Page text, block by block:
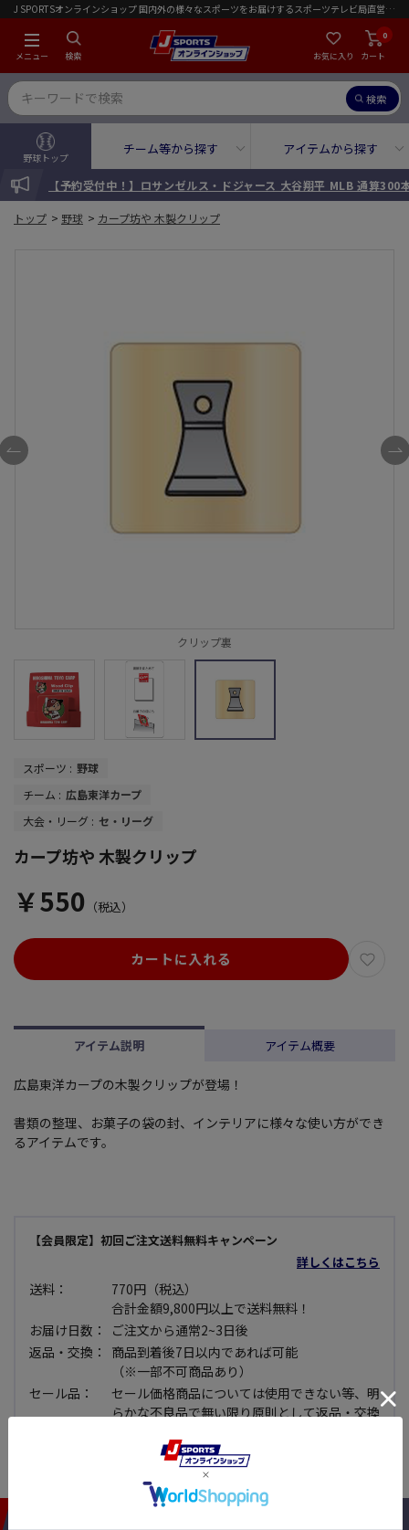
J SPORTSオンラインショップ 国内外の様々なスポーツをお届けするスポーツテレビ局直営店｜会員限定初回ご注文送料無料キャンペーン実施中！
メニュー 検索 お気に入り カート
0
検索
野球トップ
チーム等から探す
アイテムから探す
INFORMATION【予約受付中！】ロサンゼルス・ドジャース 大谷翔平 MLB 通算300
トップ > 野球 > カープ坊や 木製クリップ
クリップ裏
スポーツ : 野球
チーム : 広島東洋カープ
大会・リーグ : セ・リーグ
カープ坊や 木製クリップ
￥550 （税込）
カートに入れる
アイテム説明 アイテム概要
広島東洋カープの木製クリップが登場！
書類の整理、お菓子の袋の封、インテリアに様々な使い方ができ
るアイテムです。
【会員限定】初回ご注文送料無料キャンペーン
詳しくはこちら
送料：
770円（税込）
合計金額9,800円以上で送料無料！
お届け日数：
ご注文から通常2~3日後
返品・交換：
商品到着後7日以内であれば可能
（※一部不可商品あり）
セール品：
セール価格商品については使用できない等、明
らかな不良品で無い限り原則として返品・交換